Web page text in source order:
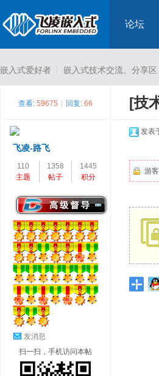
论坛
嵌入式爱好者 嵌入式技术交流、分享区
查看: 59675 回复: 66 [技
飞凌-路飞
110
主题
1358
帖子
1445
积分
发消息
扫一扫，手机访问本帖
发表
游